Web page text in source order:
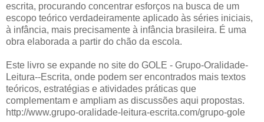
escrita, procurando concentrar esforços na busca de um
escopo teórico verdadeiramente aplicado às séries iniciais,
à infância, mais precisamente à infância brasileira. É uma
obra elaborada a partir do chão da escola.
Este livro se expande no site do GOLE - Grupo-Oralidade-
Leitura--Escrita, onde podem ser encontrados mais textos
teóricos, estratégias e atividades práticas que
complementam e ampliam as discussões aqui propostas.
http://www.grupo-oralidade-leitura-escrita.com/grupo-gole